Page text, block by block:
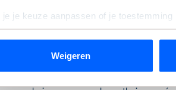
je je keuze aanpassen of je
werken samen met9 derden die uw
Weigeren
thuis voor iedereen
is vandaag misschien wel
doen in de samenleving. Daarom
voldoende betaalbare woningen, fijne